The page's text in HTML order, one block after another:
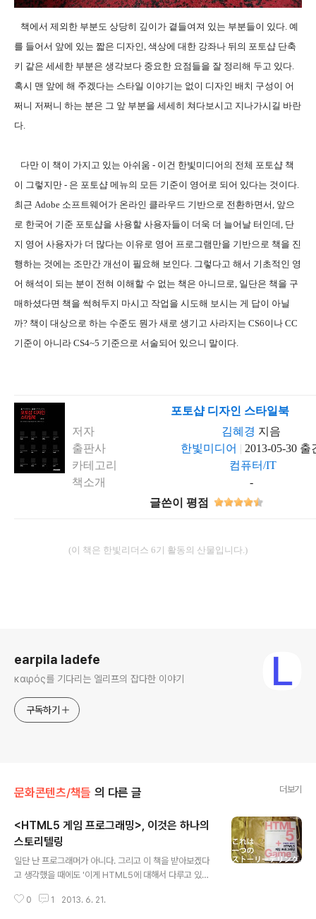
책에서 제외한 부분도 상당히 깊이가 곁들여져 있는 부분들이 있다. 예
를 들어서 앞에 있는 짧은 디자인, 색상에 대한 강좌나 뒤의 포토샵 단축
키 같은 세세한 부분은 생각보다 중요한 요점들을 잘 정리해 두고 있다.
혹시 맨 앞에 해 주겠다는 스타일 이야기는 없이 디자인 배치 구성이 어
쩌니 저쩌니 하는 분은 그 앞 부분을 세세히 쳐다보시고 지나가시길 바란
다.
다만 이 책이 가지고 있는 아쉬움 - 이건 한빛미디어의 전체 포토샵 책
이 그렇지만 - 은 포토샵 메뉴의 모든 기준이 영어로 되어 있다는 것이다.
최근 Adobe 소프트웨어가 온라인 클라우드 기반으로 전환하면서, 앞으
로 한국어 기준 포토샵을 사용할 사용자들이 더욱 더 늘어날 터인데, 단
지 영어 사용자가 더 많다는 이유로 영어 프로그램만을 기반으로 책을 진
행하는 것에는 조만간 개선이 필요해 보인다. 그렇다고 해서 기초적인 영
어 해석이 되는 분이 전혀 이해할 수 없는 책은 아니므로, 일단은 책을 구
매하셨다면 책을 썩혀두지 마시고 작업을 시도해 보시는 게 답이 아닐
까? 책이 대상으로 하는 수준도 뭔가 새로 생기고 사라지는 CS6이나 CC
기준이 아니라 CS4~5 기준으로 서술되어 있으니 말이다.
포토샵 디자인 스타일북
저자
김혜경 지음
출판사
한빛미디어 | 2013-05-30 출
카테고리
컴퓨터/IT
책소개
-
글쓴이 평점
(이 책은 한빛리더스 6기 활동의 산물입니다.)
earpila ladefe
καιρός를 기다리는 엘리프의 잡다한 이야기
구독하기
문화콘텐츠/책들 의 다른 글 더보기
<HTML5 게임 프로그래밍>, 이것은 하나의
스토리텔링
일단 난 프로그래머가 아니다. 그리고 이 책을 받아보겠다
고 생각했을 때에도 '이게 HTML5에 대해서 다루고 있는
서 당연히 사서 봐야겠다'라는 생각으로 책을 받아 보았다.
0 1 2013. 6. 21.